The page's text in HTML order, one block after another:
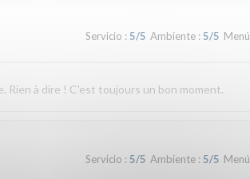
Servicio : 5/5 Ambiente: 5/5 Menú
Rien à dire ! C'est toujours un bon moment.
Servicio : 5/5 Ambiente: 5/5 Menú